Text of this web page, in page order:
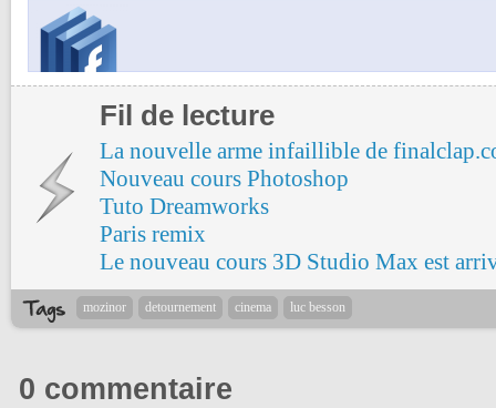
Fil de lecture
La nouvelle arme infaillible de
Nouveau cours Photoshop
Tuto Dreamworks
Paris remix
Le nouveau cours 3D Studio Max est
mozinor detournement cinema luc besson
0 commentaire